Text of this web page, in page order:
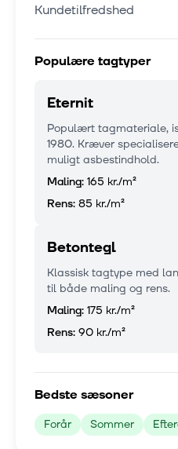
Kundetilfredshed
Populære tagtyper
Eternit
Populært tagmateriale,
1980. Kræver
muligt asbestindhold.
Maling: 165 kr./m²
Rens: 85 kr./m²
Betontegl
Klassisk tagtype med
til både maling og rens.
Maling: 175 kr./m²
Rens: 90 kr./m²
Bedste sæsoner
Forår Sommer